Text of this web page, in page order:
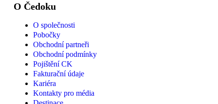
O Čedoku
O společnosti
Pobočky
Obchodní partneři
Obchodní podmínky
Pojištění CK
Fakturační údaje
Kariéra
Kontakty pro média